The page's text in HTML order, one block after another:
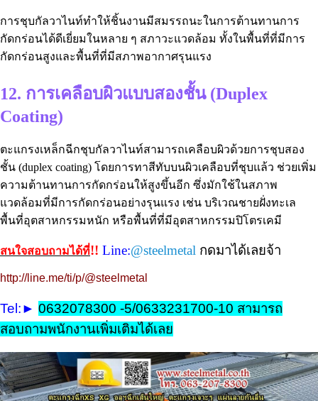
การชุบกัลวาไนท์ทำให้ชิ้นงานมีสมรรถนะในการต้านทานการ
กัดกร่อนได้ดีเยี่ยมในหลาย ๆ สภาวะแวดล้อม ทั้งในพื้นที่ที่มีการ
กัดกร่อนสูงและพื้นที่ที่มีสภาพอากาศรุนแรง
12. การเคลือบผิวแบบสองชั้น (Duplex
Coating)
ตะแกรงเหล็กฉีกชุบกัลวาไนท์สามารถเคลือบผิวด้วยการชุบสอง
ชั้น (duplex coating) โดยการทาสีทับบนผิวเคลือบที่ชุบแล้ว ช่วยเพิ่ม
ความต้านทานการกัดกร่อนให้สูงขึ้นอีก ซึ่งมักใช้ในสภาพ
แวดล้อมที่มีการกัดกร่อนอย่างรุนแรง เช่น บริเวณชายฝั่งทะเล
พื้นที่อุตสาหกรรมหนัก หรือพื้นที่ที่มีอุตสาหกรรมปิโตรเคมี
สนใจสอบถามได้ที่!! Line:@steelmetal กดมาได้เลยจ้า
http://line.me/ti/p/@steelmetal
Tel:► 0632078300 -5/0633231700-10 สามารถ
สอบถามพนักงานเพิ่มเติมได้เลย